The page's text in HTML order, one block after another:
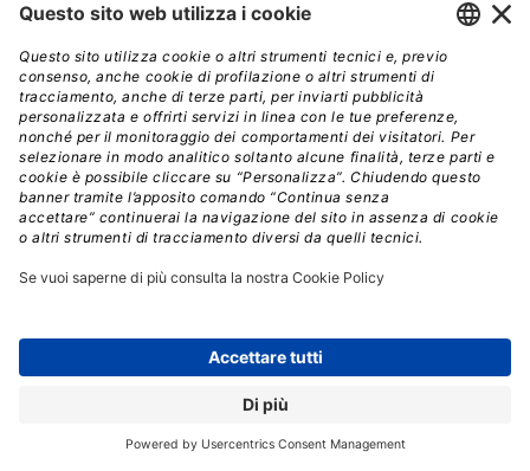
introdurre alcune unità.
COMPETENZE DIGITALI
INTERVISTA
SKILL GAP
SOFTWARE ITALIANO
// Data pubblicazione: 04.03.2022